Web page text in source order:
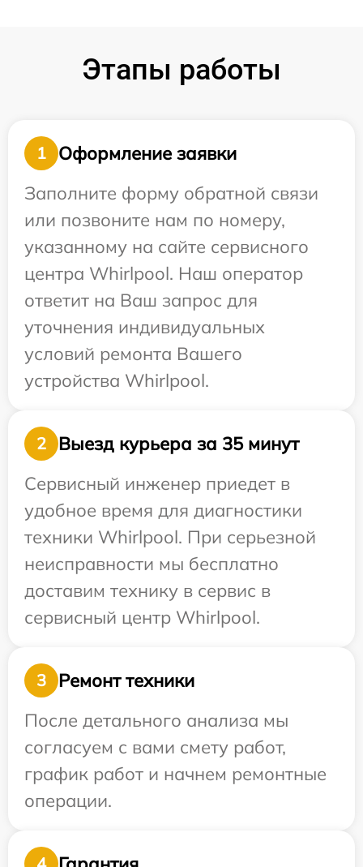
Этапы работы
1
Оформление заявки
Заполните форму обратной связи
или позвоните нам по номеру,
указанному на сайте сервисного
центра Whirlpool. Наш оператор
ответит на Ваш запрос для
уточнения индивидуальных
условий ремонта Вашего
устройства Whirlpool.
2
Выезд курьера за 35 минут
Сервисный инженер приедет в
удобное время для диагностики
техники Whirlpool. При серьезной
неисправности мы бесплатно
доставим технику в сервис в
сервисный центр Whirlpool.
3
Ремонт техники
После детального анализа мы
согласуем с вами смету работ,
график работ и начнем ремонтные
операции.